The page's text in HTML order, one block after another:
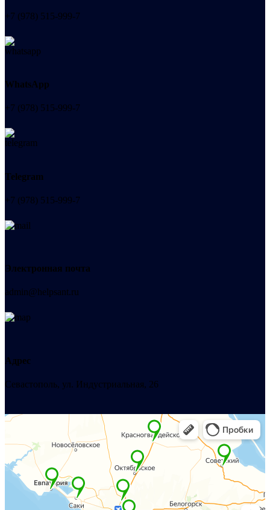
+7 (978) 515-999-7
WhatsApp
+7 (978) 515-999-7
Telegram
+7 (978) 515-999-7
Электронная почта
admin@helpsant.ru
Адрес
Севастополь, ул. Индустриальная, 26